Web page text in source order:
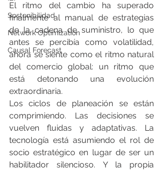
Sostenibilidad
Network Optimization
Causal Forecast
El ritmo del cambio ha superado
finalmente al manual de estrategias
de la cadena de suministro, lo que
antes se percibía como volatilidad,
ahora se siente como el ritmo natural
del comercio global: un ritmo que
está detonando una evolución
extraordinaria.
Los ciclos de planeación se están
comprimiendo. Las decisiones se
vuelven fluidas y adaptativas. La
tecnología está asumiendo el rol de
socio estratégico en lugar de ser un
habilitador silencioso. Y la propia